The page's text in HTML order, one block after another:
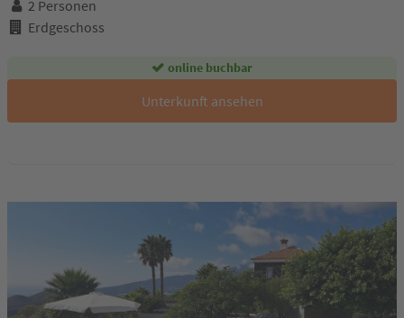
2 Personen
Erdgeschoss
online buchbar
Unterkunft ansehen